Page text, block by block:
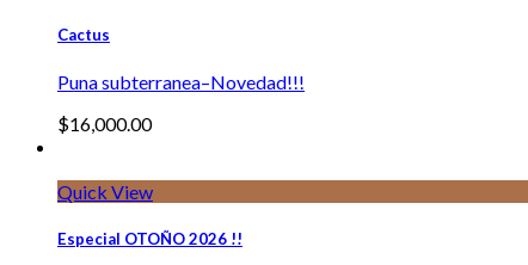
Cactus
Puna subterranea–Novedad!!!
$16,000.00
Quick View
Especial OTOÑO 2026 !!